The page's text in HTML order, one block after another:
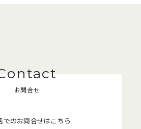
お問合せ
でのお問合せはこちら